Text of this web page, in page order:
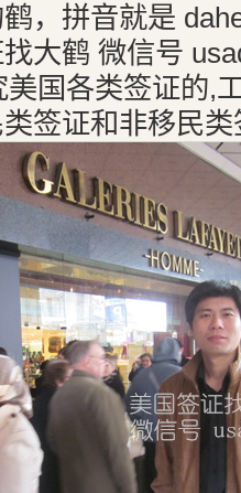
，拼音就是
大鹤 微信号
美国各类签证的,
签证和非移民